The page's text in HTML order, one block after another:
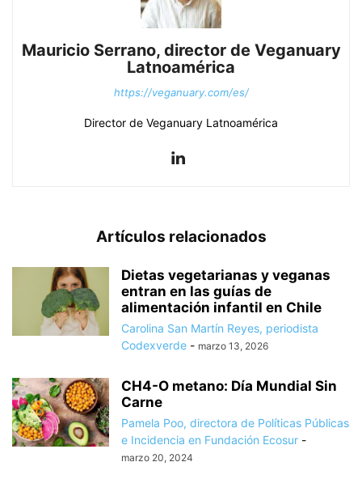
Mauricio Serrano, director de Veganuary
Latnoamérica
https://veganuary.com/es/
Director de Veganuary Latnoamérica
Artículos relacionados
Dietas vegetarianas y veganas
entran en las guías de
alimentación infantil en Chile
Carolina San Martín Reyes, periodista
Codexverde - marzo 13, 2026
CH4-O metano: Día Mundial Sin
Carne
Pamela Poo, directora de Políticas Públicas
e Incidencia en Fundación Ecosur -
marzo 20, 2024